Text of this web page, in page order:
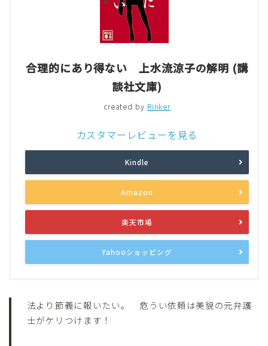
合理的にあり得ない 上水流涼子の解明 (講
談社文庫)
created by Rinker
カスタマーレビューを見る
Kindle
Amazon
楽天市場
Yahooショッピング
法より節義に報いたい。 危うい依頼は美貌の元弁護
士がケリつけます！